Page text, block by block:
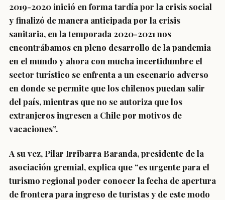
2019-2020 inició en forma tardía por la crisis social
y finalizó de manera anticipada por la crisis
sanitaria, en la temporada 2020-2021 nos
encontrábamos en pleno desarrollo de la pandemia
en el mundo y ahora con mucha incertidumbre el
sector turístico se enfrenta a un escenario adverso
en donde se permite que los chilenos puedan salir
del país, mientras que no se autoriza que los
extranjeros ingresen a Chile por motivos de
vacaciones”.
A su vez, Pilar Irribarra Baranda, presidente de la
asociación gremial, explica que “es urgente para el
turismo regional poder conocer la fecha de apertura
de frontera para ingreso de turistas y de este modo